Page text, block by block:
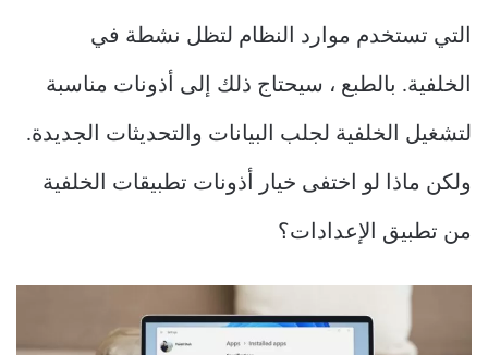
التي تستخدم موارد النظام لتظل نشطة في
الخلفية. بالطبع ، سيحتاج ذلك إلى أذونات مناسبة
لتشغيل الخلفية لجلب البيانات والتحديثات الجديدة.
ولكن ماذا لو اختفى خيار أذونات تطبيقات الخلفية
من تطبيق الإعدادات؟